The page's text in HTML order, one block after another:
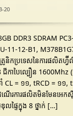
20
DDR3 SDRAM
11-12-B1,
ប្រទេសនៃការផលិតហ្វ៊ីលី
កាបៃល្បឿន 1600Mhz
CL = ១១, tRCD = ១១,
ដំណើរការផលិតមិនមែនអេ
ផ្ទៃក្នុង 8 ថ្នាក់ […]